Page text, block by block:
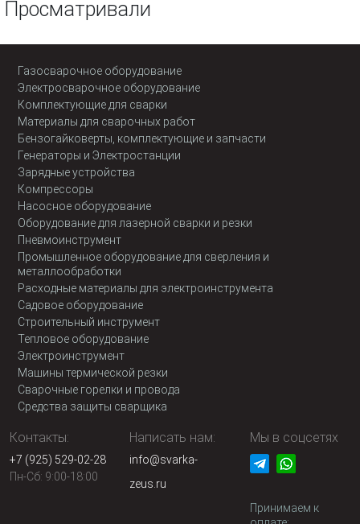
Просматривали
Газосварочное оборудование
Электросварочное оборудование
Комплектующие для сварки
Материалы для сварочных работ
Бензогайковерты, комплектующие и запчасти
Генераторы и Электростанции
Зарядные устройства
Компрессоры
Насосное оборудование
Оборудование для лазерной сварки и резки
Пневмоинструмент
Промышленное оборудование для сверления и
металлообработки
Расходные материалы для электроинструмента
Садовое оборудование
Строительный инструмент
Тепловое оборудование
Электроинструмент
Машины термической резки
Сварочные горелки и провода
Средства защиты сварщика
Контакты:
+7 (925) 529-02-28
Пн-Сб: 9:00-18:00
Написать нам:
info@svarka-
zeus.ru
Мы в соцсетях
Принимаем к